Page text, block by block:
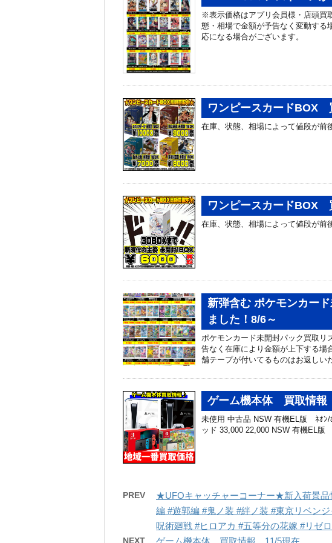
※表示価格はアプリ会員様・店頭買
態・相場で金額が予告なく変動する
応になる場合がございます。
ワンピースカードBOX
在庫、状態、相場によって値段が前
ワンピースカードBOX
在庫、状態、相場によって値段が前
新弾含む ポケモンカー
ました！8/6～
ポケモンカード未開封パック買取リ
告なく在庫により金額が上下する場
舗テープが付いてるものはお返しい
ゲーム機本体 買取情
未使用 中古品 NSW 有機EL版 ﾈｵﾝ/
ッド 33,000 22,000 NSW 有機EL版
PREV
★UFOキャッチャーコーナー★新入荷景品
編 #遊郭編 #鬼ノ装 #絆ノ装 #東京リベン
呪術廻戦 #ヒロアカ #五等分の花嫁 #リゼ
NEXT ゲーム機本体 買取情報 11/5現在